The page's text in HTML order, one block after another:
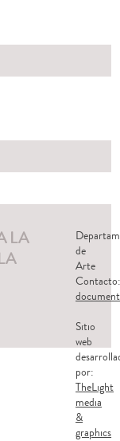
LA
de
Arte
Sitio
web
por:
TheLight
media
&
graphics